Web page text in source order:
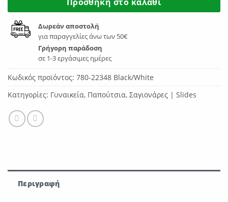
Δωρεάν αποστολή
για παραγγελίες άνω των 50€
Γρήγορη παράδοση
σε 1-3 εργάσιμες ημέρες
Κωδικός προϊόντος: 780-22348 Black/White
Κατηγορίες: Γυναικεία, Παπούτσια, Σαγιονάρες | Slides
Περιγραφή